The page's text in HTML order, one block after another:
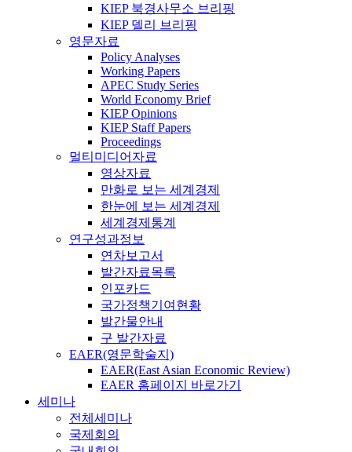
KIEP 북경사무소 브리핑
KIEP 델리 브리핑
영문자료
Policy Analyses
Working Papers
APEC Study Series
World Economy Brief
KIEP Opinions
KIEP Staff Papers
Proceedings
멀티미디어자료
영상자료
만화로 보는 세계경제
한눈에 보는 세계경제
세계경제통계
연구성과정보
연차보고서
발간자료목록
인포카드
국가정책기여현황
발간물안내
구 발간자료
EAER(영문학술지)
EAER(East Asian Economic Review)
EAER 홈페이지 바로가기
세미나
전체세미나
국제회의